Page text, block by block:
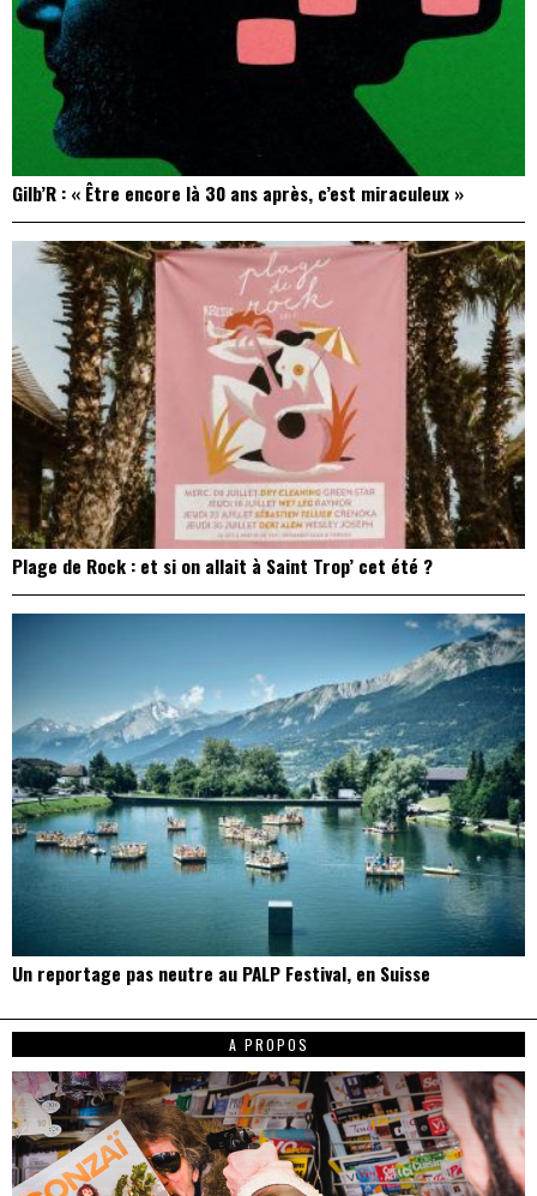
Gilb’R : « Être encore là 30 ans après, c’est miraculeux »
Plage de Rock : et si on allait à Saint Trop’ cet été ?
Un reportage pas neutre au PALP Festival, en Suisse
A PROPOS